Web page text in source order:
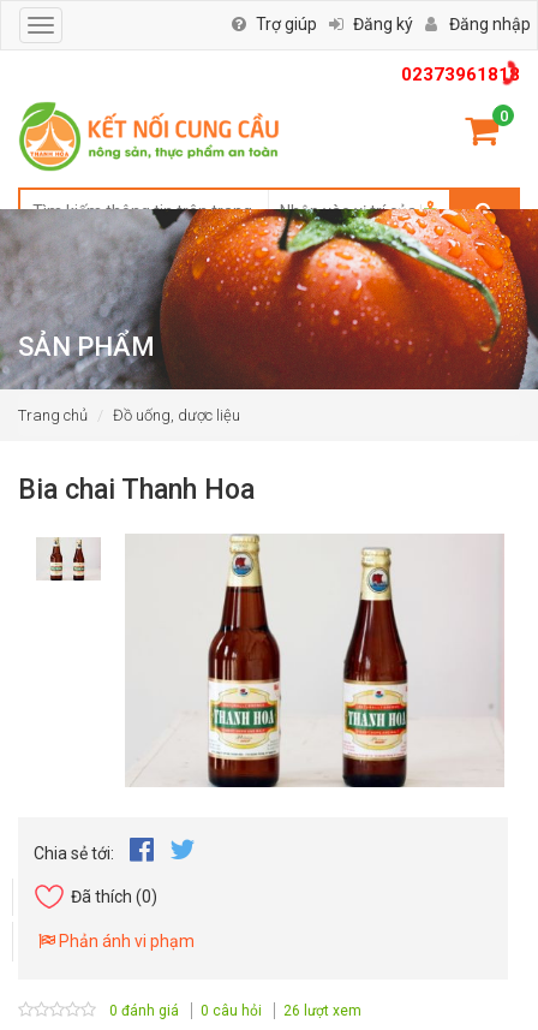
02373961818
0
Toggle
navigation
Trợ giúp Đăng ký Đăng nhập
SẢN PHẨM
Trang chủ Đồ uống, dược liệu
Bia chai Thanh Hoa
Chia sẻ tới:
Đã thích (0)
Phản ánh vi phạm
0 đánh giá 0 câu hỏi 26 lượt xem